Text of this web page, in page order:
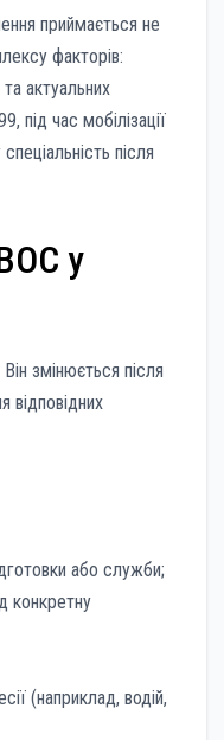
приймається не
факторів:
актуальних
під час мобілізації
після
у
змінюється після
відповідних
або служби;
конкретну
(наприклад, водій,